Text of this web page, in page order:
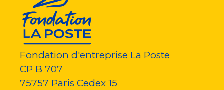
Fondation d'entreprise La Poste
CP B 707
75757 Paris Cedex 15